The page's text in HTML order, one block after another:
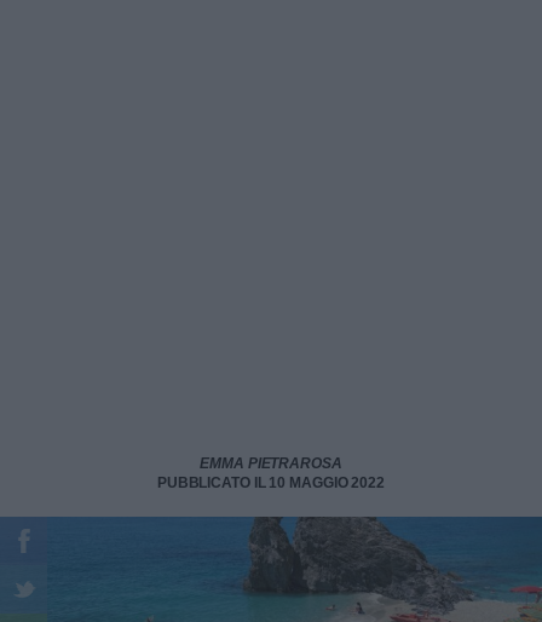
EMMA PIETRAROSA
PUBBLICATO IL 10 MAGGIO 2022